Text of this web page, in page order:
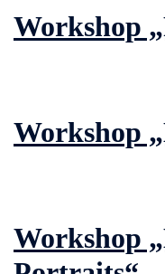
Workshop
Workshop
Workshop